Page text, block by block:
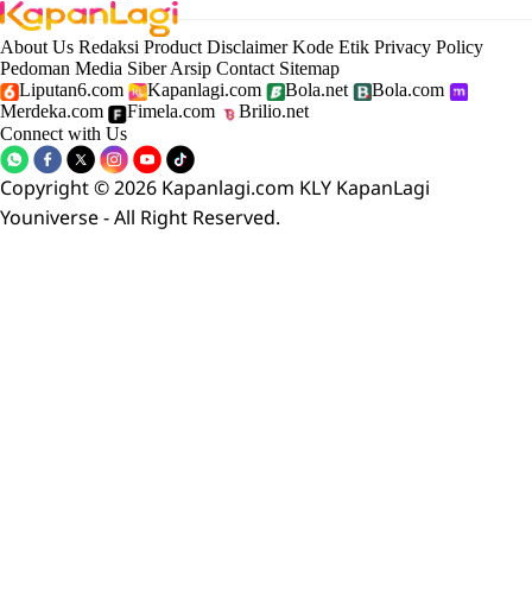
About Us Redaksi Product Disclaimer Kode Etik Privacy Policy
Pedoman Media Siber Arsip Contact Sitemap
Liputan6.com
Kapanlagi.com Bola.net
Bola.com
Merdeka.com
Fimela.com
Brilio.net
Connect with Us
Copyright © 2026 Kapanlagi.com KLY KapanLagi
Youniverse - All Right Reserved.